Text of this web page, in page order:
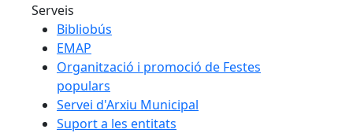
Serveis
Bibliobús
EMAP
Organització i promoció de Festes
populars
Servei d'Arxiu Municipal
Suport a les entitats